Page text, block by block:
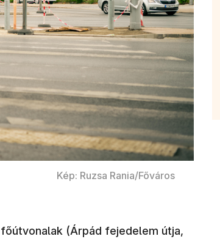
Kép: Ruzsa Rania/Főváros
(Árpád fejedelem útja,